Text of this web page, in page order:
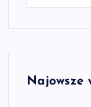
Najowsze